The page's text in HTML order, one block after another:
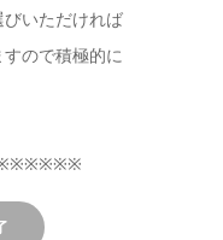
いただければ
ので積極的に